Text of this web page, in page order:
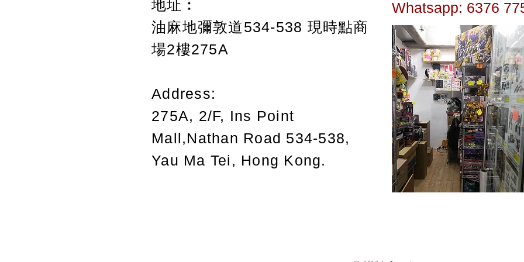
地址︰
油麻地彌敦道534-538 現時點商
場2樓275A
Address:
275A, 2/F, Ins Point
Mall,Nathan Road 534-538,
Yau Ma Tei, Hong Kong.
Whatsapp: 6376